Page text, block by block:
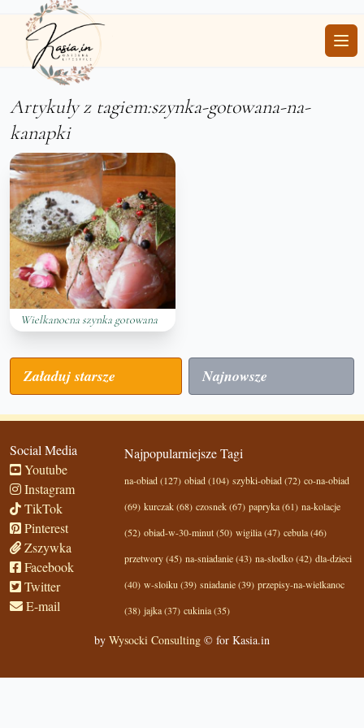
Artykuły z tagiem:szynka-gotowana-na-
kanapki
Wielkanocna szynka gotowana
Załaduj starsze Najnowsze
Social Media
Youtube
Instagram
TikTok
Pinterest
Zszywka
Facebook
Twitter
E-mail
Najpopularniejsze Tagi
na-obiad (127) obiad (104) szybki-obiad (72) co-na-obiad
(69) kurczak (68) czosnek (67) papryka (61) na-kolacje
(52) obiad-w-30-minut (50) wigilia (47) cebula (46)
przetwory (45) na-sniadanie (43) na-slodko (42) dla-dzieci
(40) w-sloiku (39) sniadanie (39) przepisy-na-wielkanoc
(38) jajka (37) cukinia (35)
by Wysocki Consulting© for Kasia.in